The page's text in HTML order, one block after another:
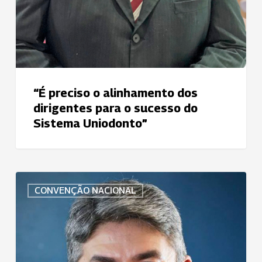
“É preciso o alinhamento dos
dirigentes para o sucesso do
Sistema Uniodonto”
CONVENÇÃO NACIONAL
mercado